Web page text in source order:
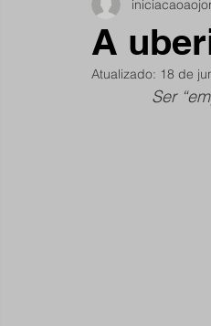
Notícias do Jardim São
São Remano
A
Atualizado: 18 de
Ser